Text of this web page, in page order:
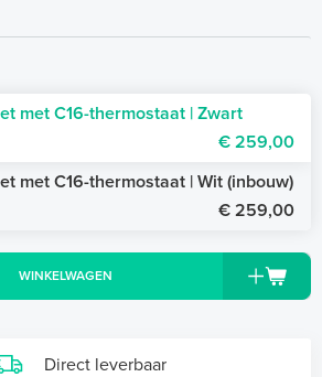
met C16-thermostaat | Zwart
€ 259,00
met C16-thermostaat | Wit (inbouw)
€ 259,00
WINKELWAGEN
Direct leverbaar